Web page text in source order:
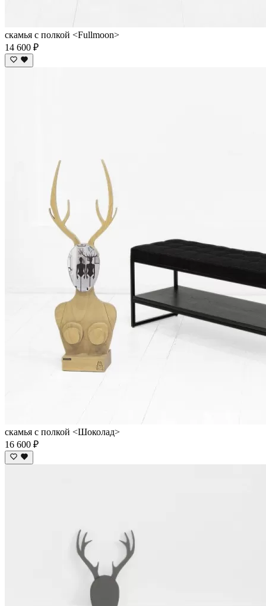
скамья с полкой <Fullmoon>
14 600 ₽
скамья с полкой <Шоколад>
16 600 ₽